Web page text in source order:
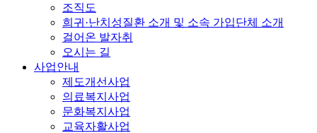
조직도
희귀·난치성질환 소개 및 소속 가입단체 소개
걸어온 발자취
오시는 길
사업안내
제도개선사업
의료복지사업
문화복지사업
교육자활사업